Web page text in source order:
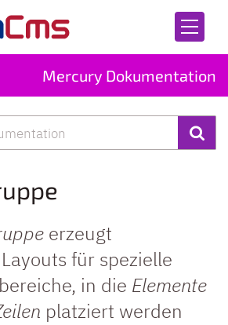
Mercury Dokumentation
erzeugt
für spezielle
in die Elemente
platziert werden